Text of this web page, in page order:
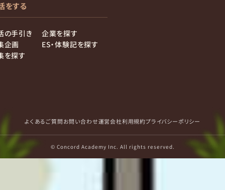
をする
の手引き
企画
を探す
企業を探す
ES・体験記を探す
よくあるご質問お問い合わせ運営会社利用規約プライバシーポリシー
© Concord Academy Inc. All rights reserved.